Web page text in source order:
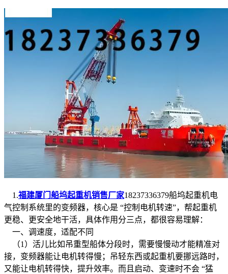
1.福建厦门船坞起重机销售厂家18237336379船坞起重机电
气控制系统里的变频器，核心是 “控制电机转速”，帮起重机
更稳、更安全地干活，具体作用分三点，都很容易理解：
一、调速度，适配不同
（1）活儿比如吊重型船体分段时，需要慢慢动才能精准对
接，变频器能让电机转得慢；吊轻东西或起重机要挪远路时，
又能让电机转得快，提升效率。而且启动、变速时不会 “猛